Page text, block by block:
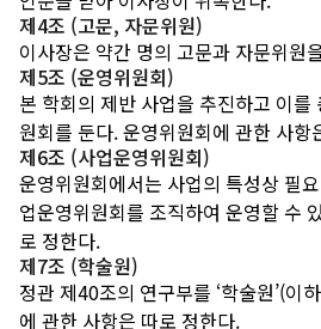
제4조 (고문, 자문위원)
이사장은 약간 명의 고문과 자문위원
제5조 (운영위원회)
본 학회의 제반 사업을 추진하고 이를
원회를 둔다. 운영위원회에 관한 사항
제6조 (사업운영위원회)
운영위원회에서는 사업의 특성상 필
업운영위원회를 조직하여 운영할 수
로 정한다.
제7조 (학술원)
정관 제40조의 연구부를 ‘학술원’(이
에 관한 사항은 따로 정한다.